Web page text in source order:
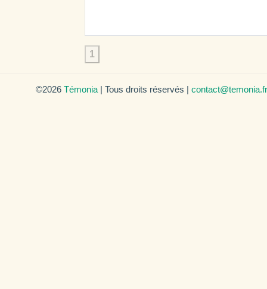
1
©2026 Témonia | Tous droits réservés | contact@temonia.fr